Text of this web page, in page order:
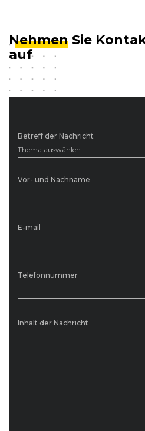
Betreff der Nachricht
Thema auswählen
Vor- und Nachname
E-mail
Telefonnummer
Inhalt der Nachricht
Nehmen Sie
auf